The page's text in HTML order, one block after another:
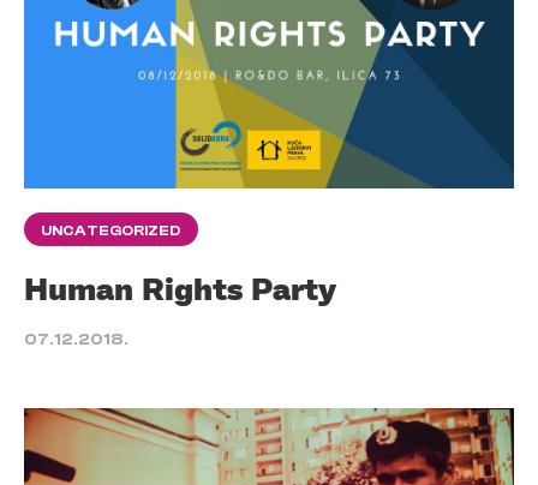
UNCATEGORIZED
Human Rights Party
07.12.2018.